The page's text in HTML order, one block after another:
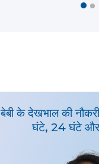
बेबी के देखभाल की
घंटे, 24 घंटे और